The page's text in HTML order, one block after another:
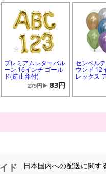
プレミアムレターバル
ーン 16インチ ゴール
ド(逆止弁付)
279円▶ 83円
センペル
ウンド 12
レックス
ド 日本国内への配送に関す